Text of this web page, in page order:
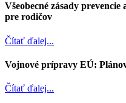
Všeobecné zásady
pre rodičov
Čítať ďalej...
Vojnové prípravy EÚ:
Čítať ďalej...